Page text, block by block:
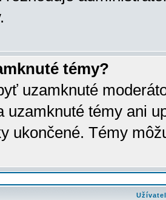
témy?
uzamknuté
uzamknuté témy ani
ukončené. Témy